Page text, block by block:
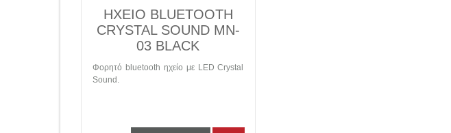
ΗΧΕΙΟ BLUETOOTH
CRYSTAL SOUND MN-
03 BLACK
Φορητό bluetooth ηχείο με LED Crystal
Sound.